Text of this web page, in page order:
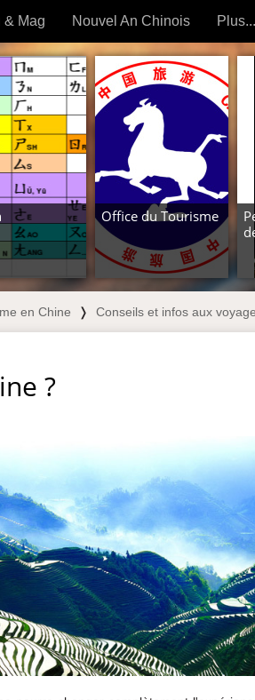
& Mag
intemporels
Nouvel An Chinois Plus...
Forum
Office du Tourisme
en Chine ❭ Conseils et infos aux
?